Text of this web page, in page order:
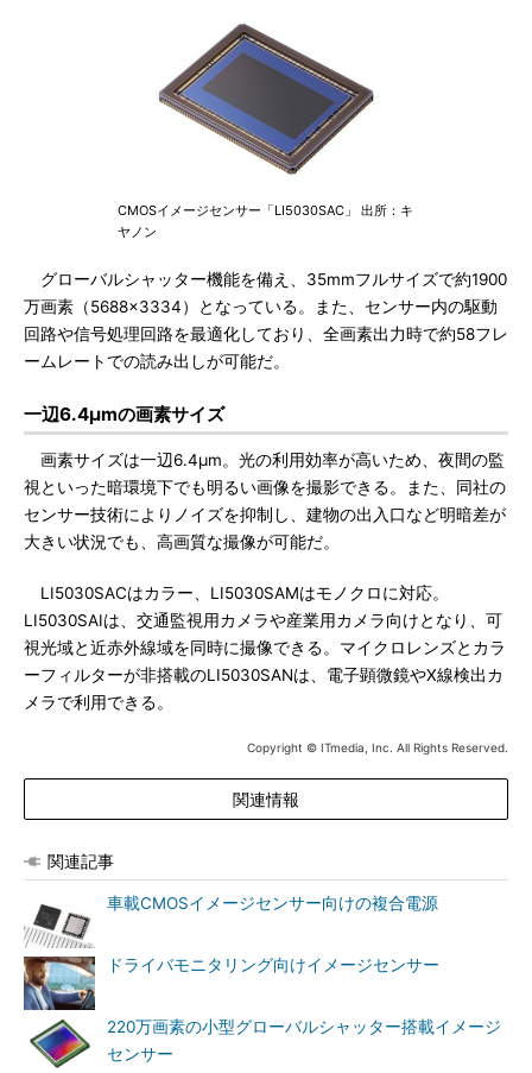
CMOSイメージセンサー「LI5030SAC」 出所：キ
ヤノン
グローバルシャッター機能を備え、35mmフルサイズで約1900
万画素（5688×3334）となっている。また、センサー内の駆動
回路や信号処理回路を最適化しており、全画素出力時で約58フレ
ームレートでの読み出しが可能だ。
一辺6.4μmの画素サイズ
画素サイズは一辺6.4μm。光の利用効率が高いため、夜間の監
視といった暗環境下でも明るい画像を撮影できる。また、同社の
センサー技術によりノイズを抑制し、建物の出入口など明暗差が
大きい状況でも、高画質な撮像が可能だ。
LI5030SACはカラー、LI5030SAMはモノクロに対応。
LI5030SAIは、交通監視用カメラや産業用カメラ向けとなり、可
視光域と近赤外線域を同時に撮像できる。マイクロレンズとカラ
ーフィルターが非搭載のLI5030SANは、電子顕微鏡やX線検出カ
メラで利用できる。
Copyright © ITmedia, Inc. All Rights Reserved.
関連情報
関連記事
車載CMOSイメージセンサー向けの複合電源
ドライバモニタリング向けイメージセンサー
220万画素の小型グローバルシャッター搭載イメージ
センサー